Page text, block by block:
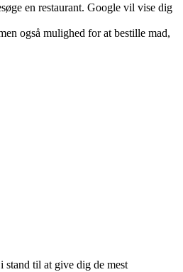
en restaurant. Google vil vise dig
også mulighed for at bestille mad,
stand til at give dig de mest